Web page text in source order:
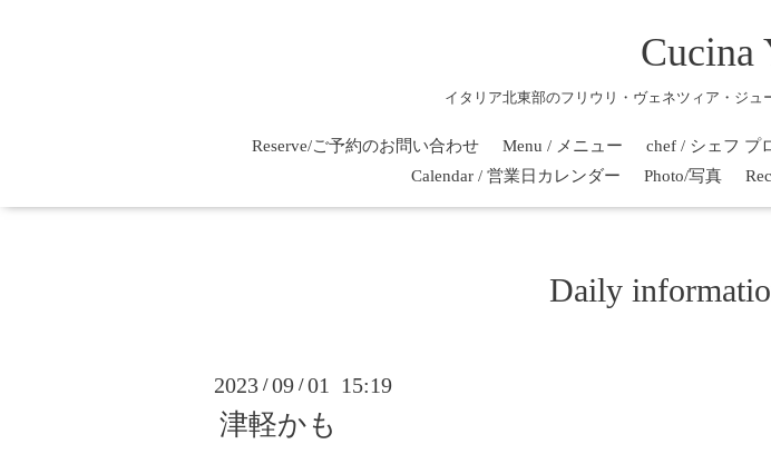
Cucina
イタリア北東部のフリウリ・ヴェネツィア・ジ
Reserve/ご予約のお問い合わせ Menu / メニュー chef / シェフ プ
Calendar / 営業日カレンダー
Photo/写真
Daily
2023 /09 /01 15:19
津軽かも